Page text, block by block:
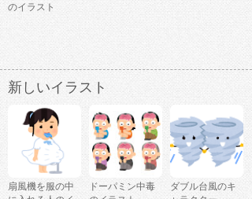
のイラスト
新しいイラスト
扇風機を服の中
ドーパミン中毒
ダブル台風のキ